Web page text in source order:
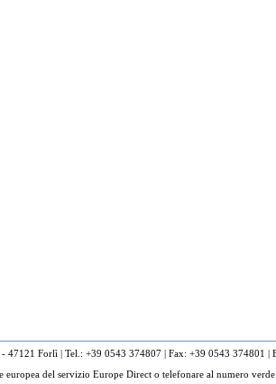
- 47121 Forlì | Tel.: +39 0543 374807 | Fax: +39 0543 374801 |
europea del servizio Europe Direct o telefonare al numero